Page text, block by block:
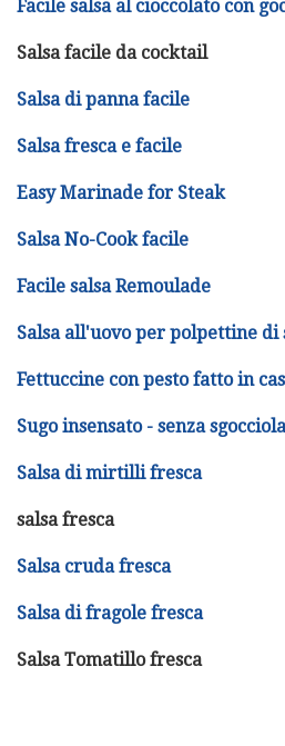
Facile salsa al cioccolato con
Salsa facile da cocktail
Salsa di panna facile
Salsa fresca e facile
Easy Marinade for Steak
Salsa No-Cook facile
Facile salsa Remoulade
Salsa all'uovo per polpettine di
Fettuccine con pesto fatto in
Sugo insensato - senza
Salsa di mirtilli fresca
salsa fresca
Salsa cruda fresca
Salsa di fragole fresca
Salsa Tomatillo fresca